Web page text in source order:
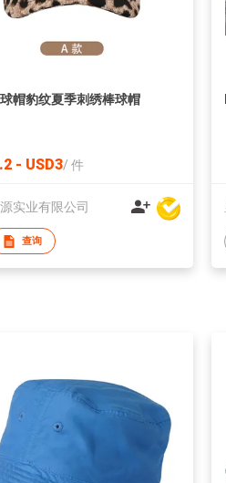
帽豹纹夏季刺绣棒球帽
- USD3/ 件
实业有限公司
查询